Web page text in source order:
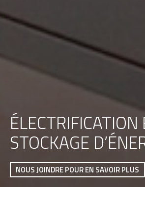
ÉLECTRIFICATION
STOCKAGE
NOUS JOINDRE POUR EN SAVOIR PLUS